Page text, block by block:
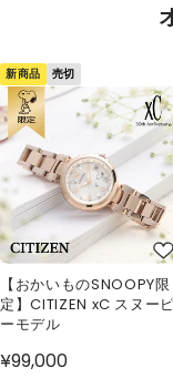
新商品 売切
【おかいものSNOOPY限
定】CITIZEN xC スヌーピ
ーモデル
¥99,000